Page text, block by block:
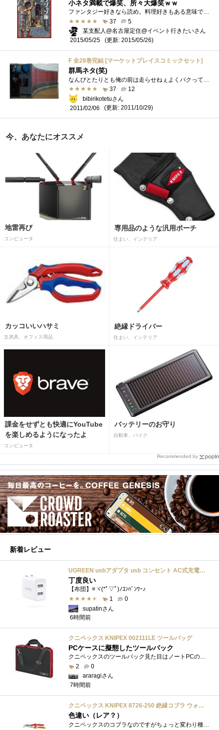
小ネタ満載で爆笑、所々大爆笑ｗｗ
ファンタジー好きなら読め。料理好きもある意味で読んどけ。両方好きなら、買え！ ってなる作品です。 2刊以降が出るのが楽しみな本です。
37
5
某支配人@名古屋定住@イベント行きたいさん
2015/05/25
(更新: 2015/05/26)
F 全28巻完結 [マーケットプレイスコミックセット]
群馬ネタ(笑)
37
12
bibirikotetuさん
2011/02/06
(更新: 2011/10/29)
今、あなたにオススメ
地雷再び
コンピュータ
専用品のような汎用ポーチ
住まい、インテリア
カッコいいハサミ
文房具、オフィス用品
絶縁ドライバー
住まい、インテリア
課金をせずとも快適にYouTube
を楽しめるようになったよ
コンピュータ
バッテリーのお守り
自動車、バイク
Recommended by
新着レビュー
UGREEN usbアダプタ usb コンセント AC式充電器 3.1A PSE認証済み 折りたたみ式プラグ 2ポート
丁度良い
【布団】≡ヾ(*ﾟ▽ﾟ)ﾉｺﾝﾊﾞﾝﾜｰ♪
1
0
supatinさん
6時間前
クニペックス KNIPEX 002111LE ツールバッグ
PCケースに擬態したツールバック
クニペックスのツールバック見た目はノートPCのバックみたい。中には工具を入れるポケットや工具を固定するゴムバンドが付いています。
2
0
araragiさん
7時間前
クニペックス KNIPEX 8726-250 絶縁コブラ ウォーターポンププライヤー 1000V
色違い（レア？）
クニペックスのコブラなのですがちょっと変わり種の電気工事用の絶縁コブラになります。グリップ部分が絶縁仕様になっているだけで普通の用�...